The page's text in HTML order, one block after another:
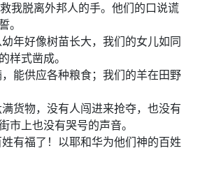
我脱离外邦人的手。他们的口说谎
。
年好像树苗长大，我们的女儿如同
样式凿成。
能供应各种粮食；我们的羊在田野
货物，没有人闯进来抢夺，也没有
市上也没有哭号的声音。
有福了！以耶和华为他们神的百姓